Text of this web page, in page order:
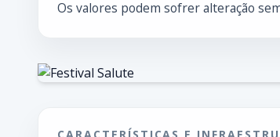
Os valores podem sofrer alteração